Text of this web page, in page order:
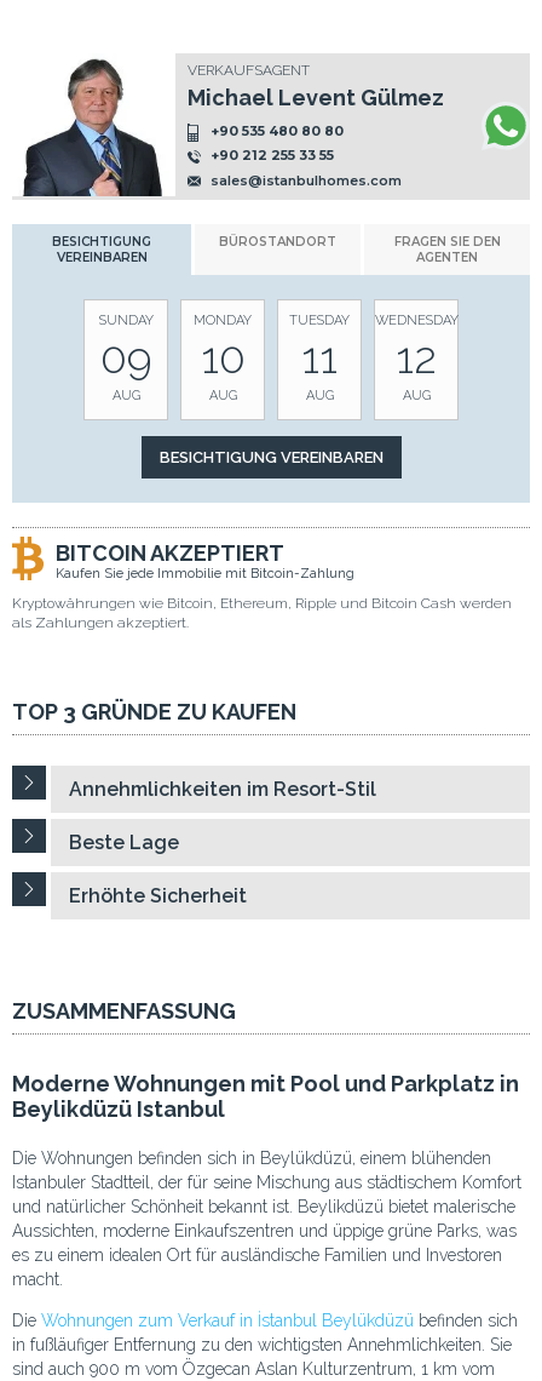
VERKAUFSAGENT
Michael Levent Gülmez
+90 535 480 80 80
+90 212 255 33 55
sales@istanbulhomes.com
BESICHTIGUNG
VEREINBAREN
BÜROSTANDORT
FRAGEN SIE DEN
AGENTEN
SUNDAY
09
AUG
MONDAY
10
AUG
TUESDAY
11
AUG
WEDNESDAY
12
AUG
BITCOIN AKZEPTIERT
Kaufen Sie jede Immobilie mit Bitcoin-Zahlung
Kryptowährungen wie Bitcoin, Ethereum, Ripple und Bitcoin Cash werden
als Zahlungen akzeptiert.
TOP 3 GRÜNDE ZU KAUFEN
Annehmlichkeiten im Resort-Stil
Beste Lage
Erhöhte Sicherheit
ZUSAMMENFASSUNG
Moderne Wohnungen mit Pool und Parkplatz in
Beylikdüzü Istanbul
Die Wohnungen befinden sich in Beylükdüzü, einem blühenden
Istanbuler Stadtteil, der für seine Mischung aus städtischem Komfort
und natürlicher Schönheit bekannt ist. Beylikdüzü bietet malerische
Aussichten, moderne Einkaufszentren und üppige grüne Parks, was
es zu einem idealen Ort für ausländische Familien und Investoren
macht.
Die Wohnungen zum Verkauf in İstanbul Beylükdüzü befinden sich
in fußläufiger Entfernung zu den wichtigsten Annehmlichkeiten. Sie
sind auch 900 m vom Özgecan Aslan Kulturzentrum, 1 km vom